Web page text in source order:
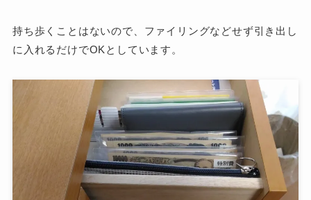
持ち歩くことはないので、ファイリングなどせず引き出し
に入れるだけでOKとしています。